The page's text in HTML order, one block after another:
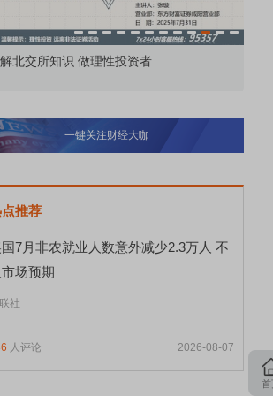
识 做理性投资者
一键关注财经大咖
推荐
7月非农就业人数意外减少2.3万人 不
场预期
社
人评论 2026-08-07
首